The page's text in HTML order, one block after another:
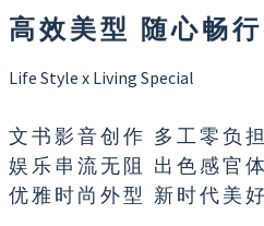
高效美型 随心畅行
Life Style x Living Special
文书影音创作 多工零负担
娱乐串流无阻 出色感官
优雅时尚外型 新时代美